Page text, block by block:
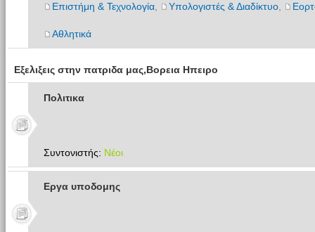
Επιστήμη & Τεχνολογία, Υπολογιστές & Διαδίκτυο,
Αθλητικά
Εξελιξεις στην πατριδα μας,Βορεια Ηπειρο
Πολιτικα
Συντονιστής: Νέοι
Εργα υποδομης